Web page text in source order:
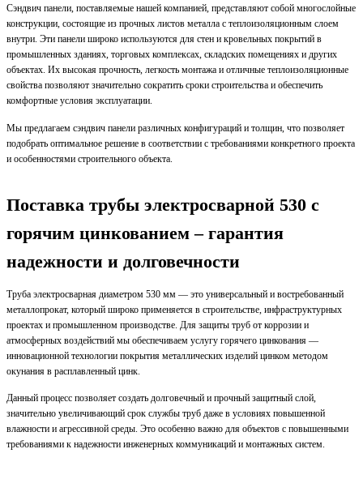
Сэндвич панели, поставляемые нашей компанией, представляют собой многослойные
конструкции, состоящие из прочных листов металла с теплоизоляционным слоем
внутри. Эти панели широко используются для стен и кровельных покрытий в
промышленных зданиях, торговых комплексах, складских помещениях и других
объектах. Их высокая прочность, легкость монтажа и отличные теплоизоляционные
свойства позволяют значительно сократить сроки строительства и обеспечить
комфортные условия эксплуатации.
Мы предлагаем сэндвич панели различных конфигураций и толщин, что позволяет
подобрать оптимальное решение в соответствии с требованиями конкретного проекта
и особенностями строительного объекта.
Поставка трубы электросварной 530 с
горячим цинкованием – гарантия
надежности и долговечности
Труба электросварная диаметром 530 мм — это универсальный и востребованный
металлопрокат, который широко применяется в строительстве, инфраструктурных
проектах и промышленном производстве. Для защиты труб от коррозии и
атмосферных воздействий мы обеспечиваем услугу горячего цинкования —
инновационной технологии покрытия металлических изделий цинком методом
окунания в расплавленный цинк.
Данный процесс позволяет создать долговечный и прочный защитный слой,
значительно увеличивающий срок службы труб даже в условиях повышенной
влажности и агрессивной среды. Это особенно важно для объектов с повышенными
требованиями к надежности инженерных коммуникаций и монтажных систем.